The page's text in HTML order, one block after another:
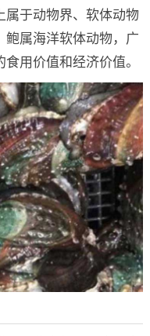
属于动物界、软体动物
鲍属海洋软体动物，广
用价值和经济价值。